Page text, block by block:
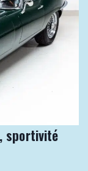
sportivité